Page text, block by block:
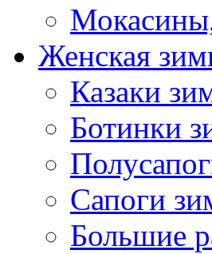
Женская
Казаки
Ботинки
Сапоги
Большие